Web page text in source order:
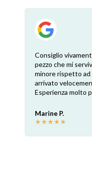
Consiglio
pezzo che mi
minore rispetto
arrivato
Esperienza molto
Marine P.
★★★★★